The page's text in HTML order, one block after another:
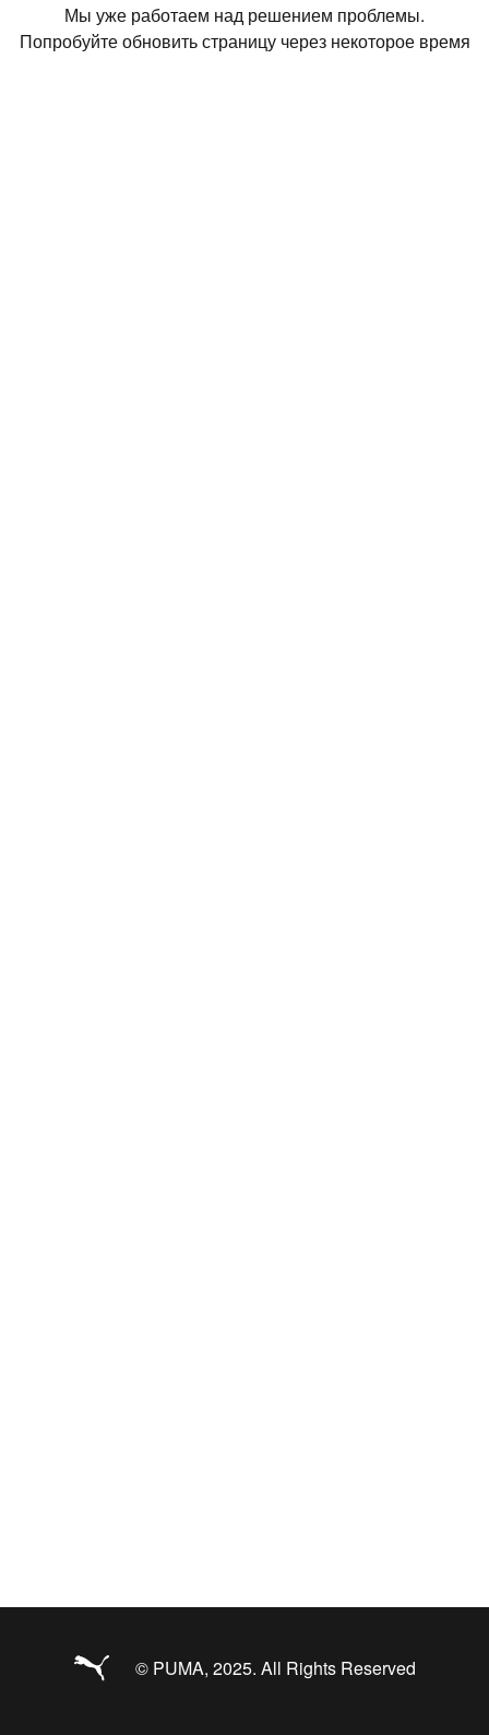
Мы уже работаем над решением проблемы.
Попробуйте обновить страницу через некоторое время
© PUMA, 2025. All Rights Reserved